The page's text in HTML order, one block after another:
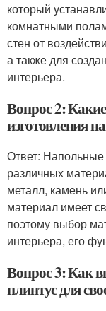
который
комнатными
стен от
а также для
интерьера.
Вопрос 2:
изготовления
Ответ: Напольные
различных
металл, камень
материал имеет
поэтому выбор
интерьера, его
Вопрос 3: Как
плинтус для